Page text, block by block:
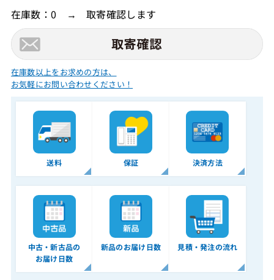
在庫数：0 → 取寄確認します
在庫数以上をお求めの方は、
お気軽にお問い合わせください！
送料 保証 決済方法
中古・新古品の
お届け日数
新品のお届け日数 見積・発注の流れ